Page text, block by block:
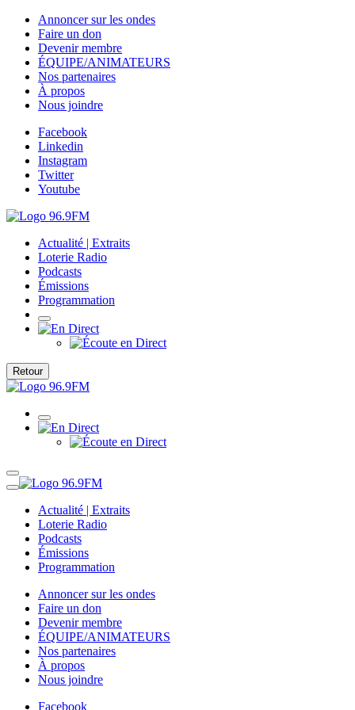
Annoncer sur les ondes
Faire un don
Devenir membre
ÉQUIPE/ANIMATEURS
Nos partenaires
À propos
Nous joindre
Facebook
Linkedin
Instagram
Twitter
Youtube
Actualité | Extraits
Loterie Radio
Podcasts
Émissions
Programmation
Retour
Actualité | Extraits
Loterie Radio
Podcasts
Émissions
Programmation
Annoncer sur les ondes
Faire un don
Devenir membre
ÉQUIPE/ANIMATEURS
Nos partenaires
À propos
Nous joindre
Facebook